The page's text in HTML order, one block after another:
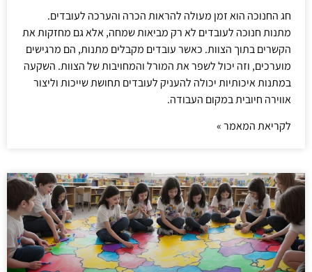
חג החנוכה הוא זמן מעולה להראות הכרה והערכה לעובדים.
מתנות חנוכה לעובדים לא רק מביאות שמחה, אלא גם מחזקות את
הקשרים בתוך הצוות. כאשר עובדים מקבלים מתנות, הם מרגישים
מוערכים, וזה יכול לשפר את המורל והמחויבות של הצוות. השקעה
במתנות איכותיות יכולה להעניק לעובדים תחושת שייכות וליצור
אווירה חיובית במקום העבודה.
לקריאת המאמר »